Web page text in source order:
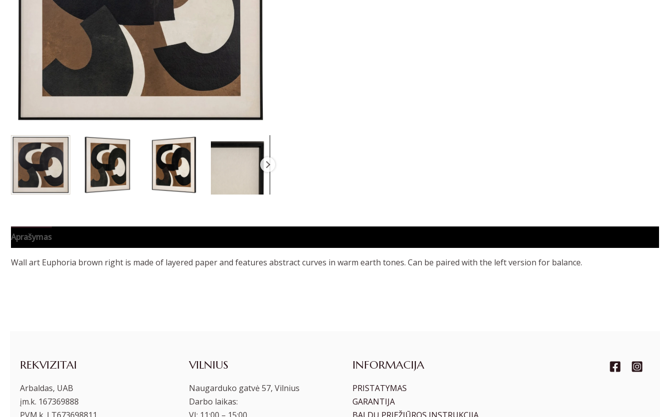
Aprašymas
Wall art Euphoria brown right is made of layered paper and features abstract curves in warm earth tones. Can be paired with the left version for balance.
REKVIZITAI
Arbaldas, UAB
įm.k. 167369888
VILNIUS
Naugarduko gatvė 57, Vilnius
Darbo laikas:
INFORMACIJA
PRISTATYMAS
GARANTIJA